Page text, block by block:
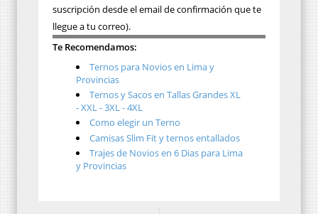
suscripción desde el email de confirmación que te
llegue a tu correo).
Te Recomendamos:
Ternos para Novios en Lima y
Provincias
Ternos y Sacos en Tallas Grandes XL
- XXL - 3XL - 4XL
Como elegir un Terno
Camisas Slim Fit y ternos entallados
Trajes de Novios en 6 Dias para Lima
y Provincias